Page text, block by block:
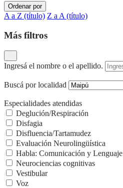
Ordenar por
A a Z (título) Z a A (título)
Más filtros
Ingresá el nombre o el apellido.
Buscá por localidad
Especialidades atendidas
Deglución/Respiración
Disfagia
Disfluencia/Tartamudez
Evaluación Neurolingüística
Habla: Comunicación y Lenguaje
Neurociencias cognitivas
Vestibular
Voz